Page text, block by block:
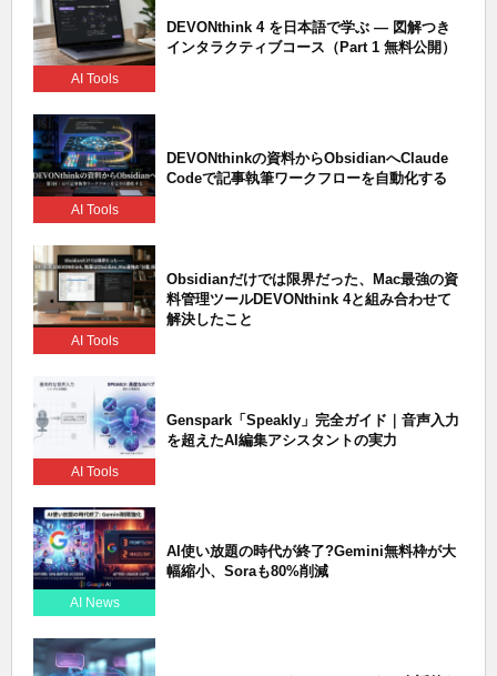
AI Tools
DEVONthink 4 を日本語で学ぶ — 図解つき
インタラクティブコース（Part 1 無料公開）
AI Tools
DEVONthinkの資料からObsidianへClaude
Codeで記事執筆ワークフローを自動化する
AI Tools
Obsidianだけでは限界だった、Mac最強の資
料管理ツールDEVONthink 4と組み合わせて
解決したこと
AI Tools
Genspark「Speakly」完全ガイド｜音声入力
を超えたAI編集アシスタントの実力
AI News
AI使い放題の時代が終了?Gemini無料枠が大
幅縮小、Soraも80%削減